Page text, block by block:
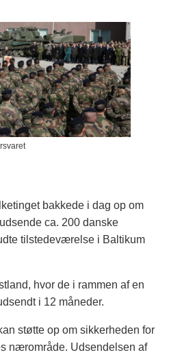
bakkede i dag op om
ca. 200 danske
tilstedeværelse i Baltikum
hvor de i rammen af en
i 12 måneder.
støtte op om sikkerheden for
nærområde. Udsendelsen af